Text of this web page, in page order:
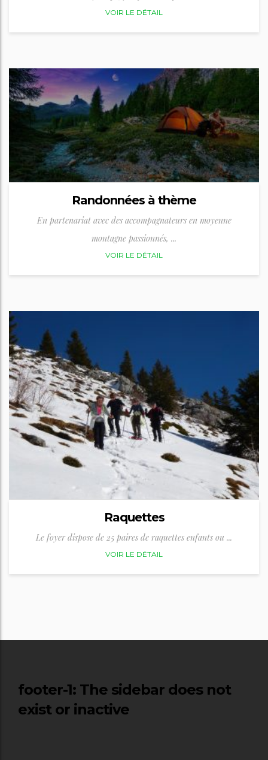
VOIR LE DÉTAIL
Randonnées à thème
En partenariat avec des accompagnateurs en moyenne
montagne passionnés, ...
VOIR LE DÉTAIL
Raquettes
Le foyer dispose de 25 paires de raquettes enfants ou ...
VOIR LE DÉTAIL
footer-1: The sidebar does not
exist or inactive